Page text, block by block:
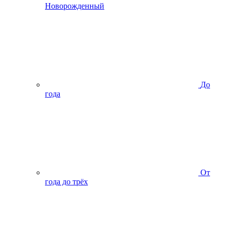
Новорожденный
До
года
От
года до трёх